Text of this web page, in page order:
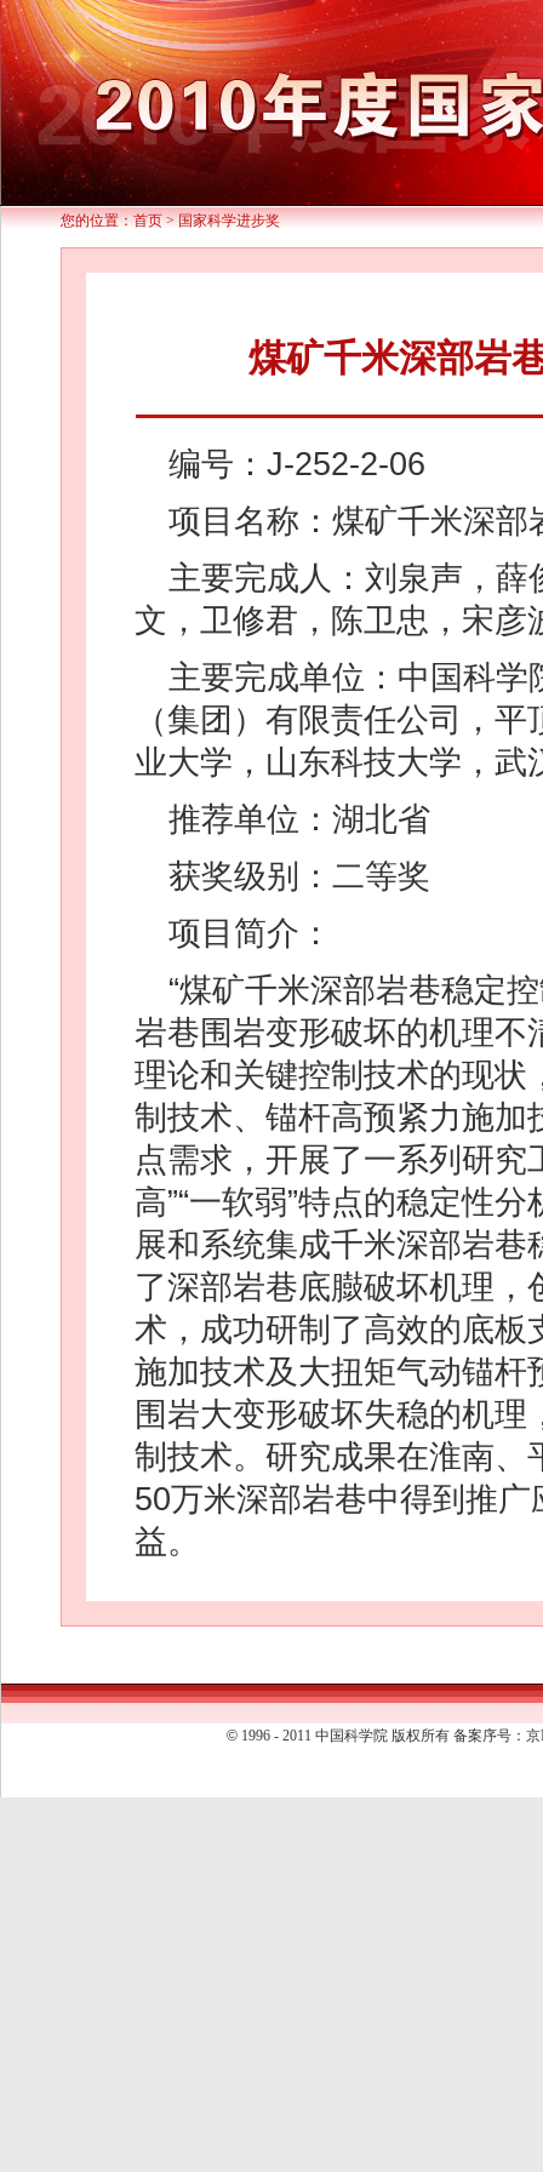
您的位置：首页>国家科学进步奖
煤矿千米深部岩
编号：J-252-2-06
项目名称：煤矿千米深
主要完成人：刘泉声，
文，卫修君，陈卫忠，宋彦
主要完成单位：中国科
（集团）有限责任公司，
业大学，山东科技大学，
推荐单位：湖北省
获奖级别：二等奖
项目简介：
“煤矿千米深部岩巷稳定
岩巷围岩变形破坏的机理
理论和关键控制技术的现
制技术、锚杆高预紧力施
点需求，开展了一系列研究
高”“一软弱”特点的稳定性
展和系统集成千米深部岩
了深部岩巷底臌破坏机理
术，成功研制了高效的底
施加技术及大扭矩气动锚
围岩大变形破坏失稳的机
制技术。研究成果在淮南
50万米深部岩巷中得到推
益。
© 1996 - 2011 中国科学院 版权所有 备案序号：